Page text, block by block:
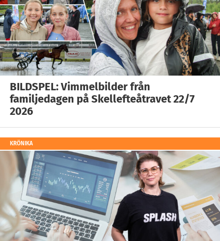
BILDSPEL: Vimmelbilder från
familjedagen på Skellefteåtravet 22/7
2026
KRÖNIKA